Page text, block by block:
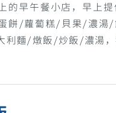
的早午餐小店，早上
餅/蘿蔔糕/貝果/濃湯/
利麵/燉飯/炒飯/濃湯，